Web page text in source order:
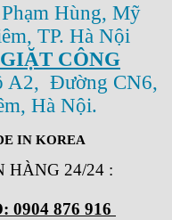
Hùng, Mỹ
TP. Hà Nội
CÔNG
A2, Đường CN6,
Hà Nội.
IN KOREA
HÀNG 24/24 :
0904 876 916